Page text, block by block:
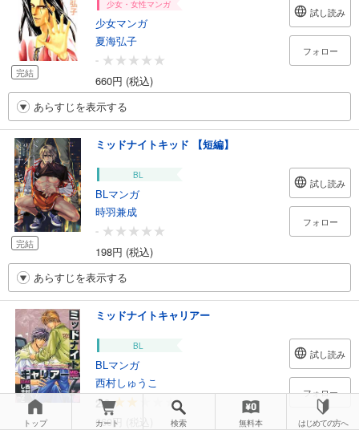
完結
少女・女性マンガ
少女マンガ
夏海弘子
-
660円 (税込)
試し読み
フォロー
あらすじを表示する
完結
ミッドナイトキッド 【短編】
BL
BLマンガ
時羽兼成
-
198円 (税込)
試し読み
フォロー
あらすじを表示する
ミッドナイトキャリアー
BL
BLマンガ
西村しゅうこ
2.0
660円 (税込)
試し読み
フォロー
トップ カート 検索 無料本 はじめての方へ